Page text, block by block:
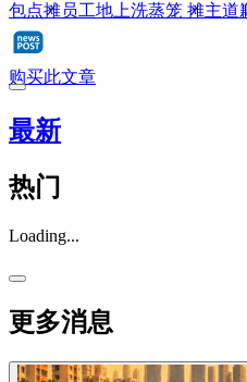
包点摊员工地上洗蒸笼 摊主道
购买此文章
最新
热门
Loading...
更多消息